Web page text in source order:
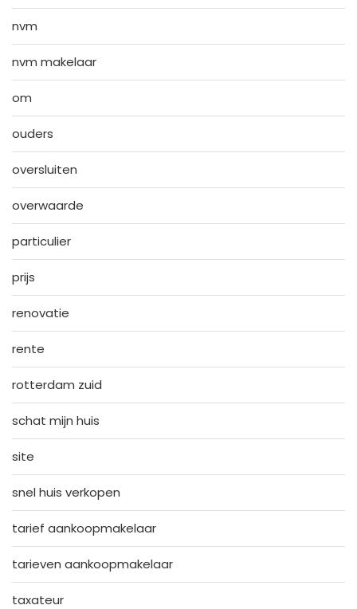
nvm
nvm makelaar
om
ouders
oversluiten
overwaarde
particulier
prijs
renovatie
rente
rotterdam zuid
schat mijn huis
site
snel huis verkopen
tarief aankoopmakelaar
tarieven aankoopmakelaar
taxateur